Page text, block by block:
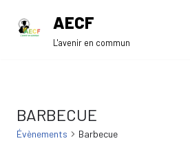
Aller
AECF
L'avenir en commun
BARBECUE
Évènements Barbecue